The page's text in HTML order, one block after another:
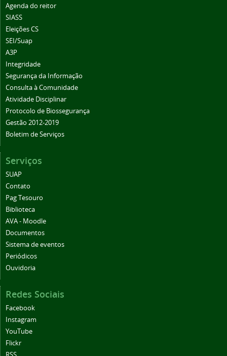
Agenda do reitor
SIASS
Eleições CS
SEI/Suap
A3P
Integridade
Segurança da Informação
Consulta à Comunidade
Atividade Disciplinar
Protocolo de Biossegurança
Gestão 2012-2019
Boletim de Serviços
Serviços
SUAP
Contato
Pag Tesouro
Biblioteca
AVA - Moodle
Documentos
Sistema de eventos
Periódicos
Ouvidoria
Redes Sociais
Facebook
Instagram
YouTube
Flickr